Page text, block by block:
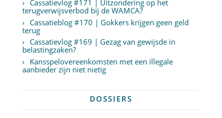
Cassatievlog #171 | Uitzondering op het
terugverwijsverbod bij de WAMCA?
Cassatieblog #170 | Gokkers krijgen geen geld
terug
Cassatievlog #169 | Gezag van gewijsde in
belastingzaken?
Kansspelovereenkomsten met een illegale
aanbieder zijn niet nietig
DOSSIERS